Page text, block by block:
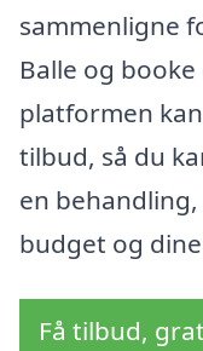
sammenligne
Balle og
platformen
tilbud, så du
en
budget og
Få tilbud,